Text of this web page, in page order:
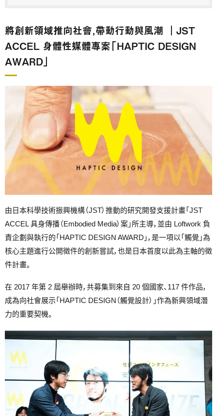
將創新領域推向社會，帶動行動與風潮 ｜JST
ACCEL 身體性媒體專案「HAPTIC DESIGN
AWARD」
由日本科學技術振興機構（JST）推動的研究開發支援計畫「JST
ACCEL 具身傳播（Embodied Media）案」所主導，並由 Loftwork 負
責企劃與執行的「HAPTIC DESIGN AWARD」，是一項以「觸覺」為
核心主題進行公開徵件的創新嘗試，也是日本首度以此為主軸的徵
件計畫。
在 2017 年第 2 屆舉辦時，共募集到來自 20 個國家、117 件作品，
成為向社會展示「HAPTIC DESIGN（觸覺設計）」作為新興領域潛
力的重要契機。